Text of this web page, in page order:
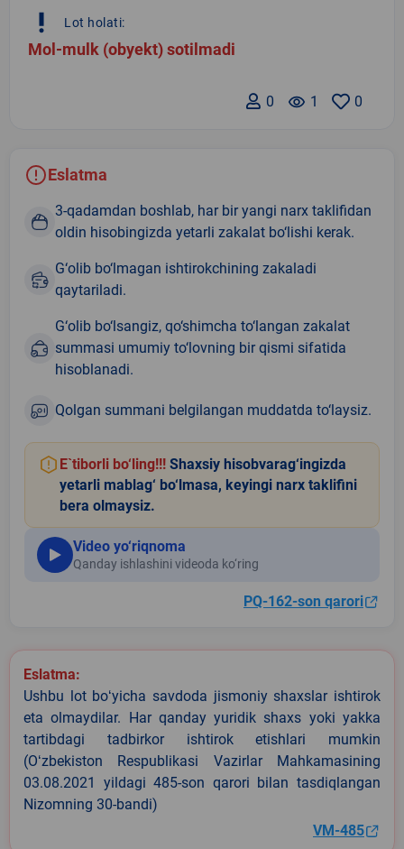
priority_high Lot holati:
Mol-mulk (obyekt) sotilmadi
0
remove_red_eye 1
0
Eslatma
3-qadamdan boshlab, har bir yangi narx taklifidan
oldin hisobingizda yetarli zakalat bo‘lishi kerak.
G‘olib bo‘lmagan ishtirokchining zakaladi
qaytariladi.
G‘olib bo‘lsangiz, qo‘shimcha to‘langan zakalat
summasi umumiy to‘lovning bir qismi sifatida
hisoblanadi.
Qolgan summani belgilangan muddatda to‘laysiz.
E`tiborli bo‘ling!!! Shaxsiy hisobvarag‘ingizda
yetarli mablag‘ bo‘lmasa, keyingi narx taklifini
bera olmaysiz.
Video yo‘riqnoma
Qanday ishlashini videoda ko‘ring
PQ-162-son qarori
Eslatma:
Ushbu lot boʻyicha savdoda jismoniy shaxslar ishtirok
eta olmaydilar. Har qanday yuridik shaxs yoki yakka
tartibdagi tadbirkor ishtirok etishlari mumkin
(Oʻzbekiston Respublikasi Vazirlar Mahkamasining
03.08.2021 yildagi 485-son qarori bilan tasdiqlangan
Nizomning 30-bandi)
VM-485